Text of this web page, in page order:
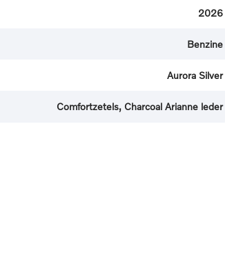
2026
Benzine
Aurora Silver
Comfortzetels, Charcoal Arianne leder